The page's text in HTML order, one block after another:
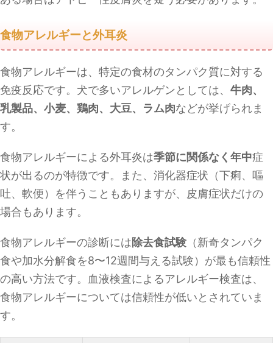
食物アレルギーと外耳炎
食物アレルギーは、特定の食材のタンパク質に対する
免疫反応です。犬で多いアレルゲンとしては、 牛肉、
乳製品、小麦、鶏肉、大豆、ラム肉などが挙げられま
す。
食物アレルギーによる外耳炎は季節に関係なく年中症
状が出るのが特徴です。また、消化器症状（下痢、嘔
吐、軟便）を伴うこともありますが、皮膚症状だけの
場合もあります。
食物アレルギーの診断には除去食試験 （新奇タンパク
食や加水分解食を8〜12週間与える試験）が最も信頼性
の高い方法です。血液検査によるアレルギー検査は、
食物アレルギーについては信頼性が低いとされていま
す。